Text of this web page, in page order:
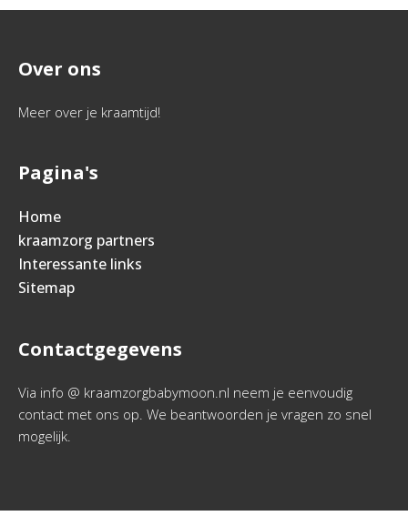
Over ons
Meer over je kraamtijd!
Pagina's
Home
kraamzorg partners
Interessante links
Sitemap
Contactgegevens
Via info @ kraamzorgbabymoon.nl neem je eenvoudig
contact met ons op. We beantwoorden je vragen zo snel
mogelijk.